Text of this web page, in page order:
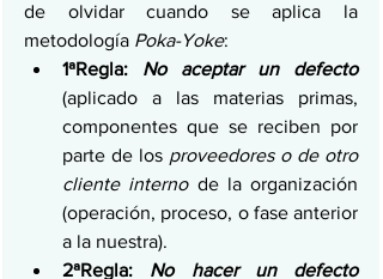
de olvidar cuando se aplica la
metodología Poka-Yoke:
1ªRegla: No aceptar un defecto
(aplicado a las materias primas,
componentes que se reciben por
parte de los proveedores o de otro
cliente interno de la organización
(operación, proceso, o fase anterior
a la nuestra).
2ªRegla: No hacer un defecto